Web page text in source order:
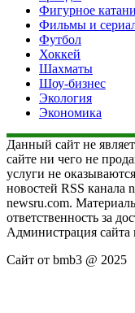
Фигурное
Фильмы и
Футбол
Хоккей
Шахматы
Шоу-бизнес
Экология
Экономика
Данный сайт не
сайте ни чего не
услуги не
новостей RSS канала
newsru.com.
ответственность за
Администрация сайта
Сайт от bmb3 @ 2025